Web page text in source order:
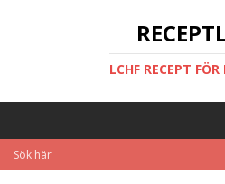
LCHF RECEPT